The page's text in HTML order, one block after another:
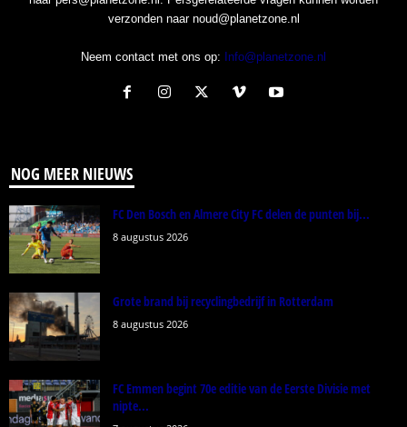
verzonden naar noud@planetzone.nl
Neem contact met ons op: Info@planetzone.nl
NOG MEER NIEUWS
FC Den Bosch en Almere City FC delen de punten bij...
8 augustus 2026
Grote brand bij recyclingbedrijf in Rotterdam
8 augustus 2026
FC Emmen begint 70e editie van de Eerste Divisie met
nipte...